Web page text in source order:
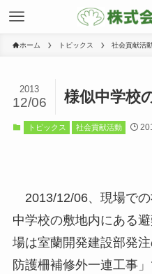
ホーム トピックス 社会貢献活
様似中学校
2013
12/06
トピックス 社会貢献活動
2013/12/06、現場で
中学校の敷地内にある
場は室蘭開発建設部発
防護柵補修外一連工事